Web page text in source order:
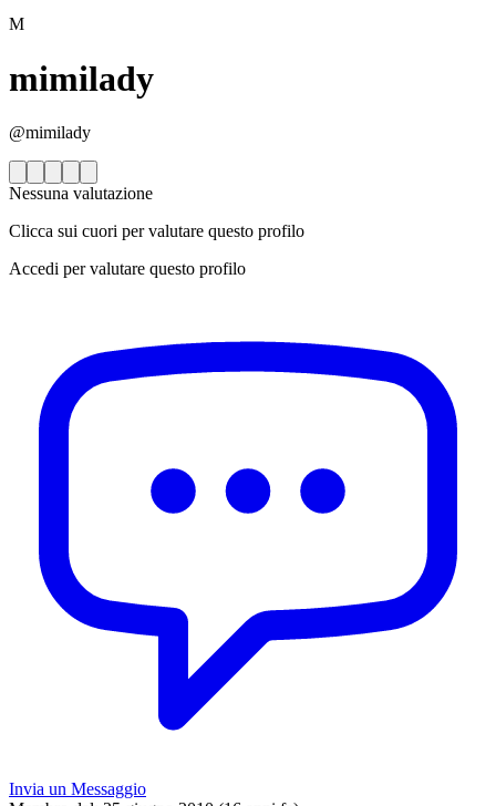
M
mimilady
@mimilady
Nessuna valutazione
Clicca sui cuori per valutare questo profilo
Accedi per valutare questo profilo
Invia un Messaggio